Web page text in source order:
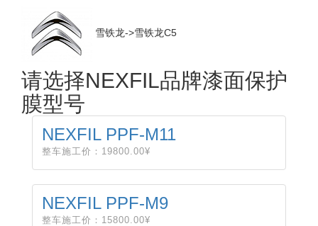
雪铁龙->雪铁龙C5
请选择NEXFIL品牌漆面保护
膜型号
NEXFIL PPF-M11
整车施工价：19800.00¥
NEXFIL PPF-M9
整车施工价：15800.00¥